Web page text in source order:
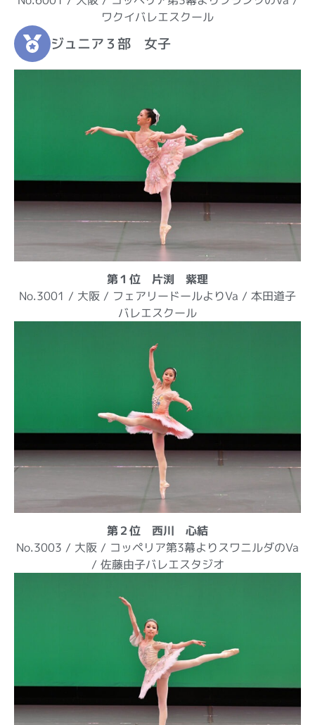
ワクイバレエスクール
ジュニア３部 女子
第１位 片渕 紫理
No.3001 / 大阪 / フェアリードールよりVa / 本田道子
バレエスクール
第２位 西川 心結
No.3003 / 大阪 / コッペリア第3幕よりスワニルダのVa
/ 佐藤由子バレエスタジオ